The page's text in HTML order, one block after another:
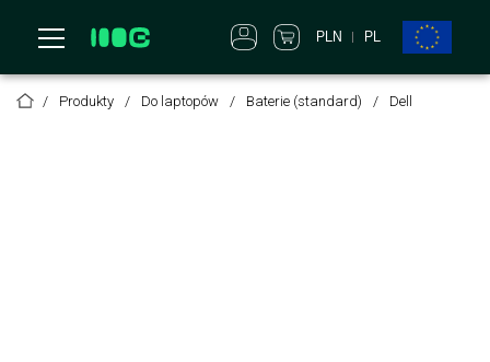
PLN PL
Produkty Do laptopów Baterie (standard) Dell